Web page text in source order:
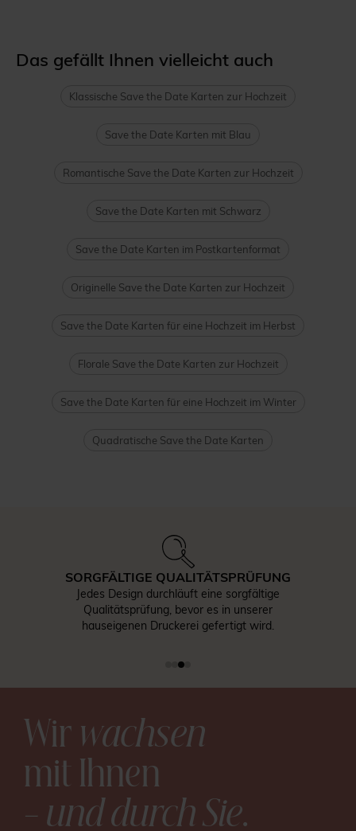
Das gefällt Ihnen vielleicht auch
Klassische Save the Date Karten zur Hochzeit
Save the Date Karten mit Blau
Romantische Save the Date Karten zur Hochzeit
Save the Date Karten mit Schwarz
Save the Date Karten im Postkartenformat
Originelle Save the Date Karten zur Hochzeit
Save the Date Karten für eine Hochzeit im Herbst
Florale Save the Date Karten zur Hochzeit
Save the Date Karten für eine Hochzeit im Winter
Quadratische Save the Date Karten
SORGFÄLTIGE QUALITÄTSPRÜFUNG
Jedes Design durchläuft eine sorgfältige
Qualitätsprüfung, bevor es in unserer
hauseigenen Druckerei gefertigt wird.
Wirwachsen
mit Ihnen
– und durch Sie.